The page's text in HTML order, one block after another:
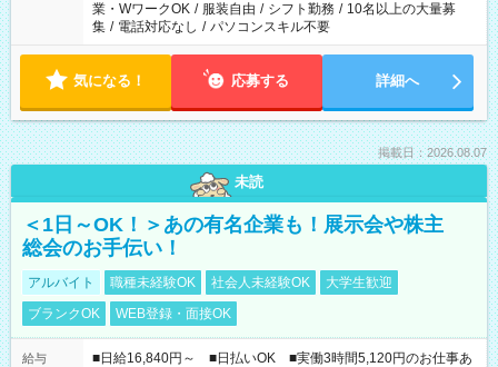
業・WワークOK / 服装自由 / シフト勤務 / 10名以上の大量募
集 / 電話対応なし / パソコンスキル不要
気になる！ 応募する 詳細へ
掲載日：2026.08.07
未読
＜1日～OK！＞あの有名企業も！展示会や株主
総会のお手伝い！
アルバイト 職種未経験OK 社会人未経験OK
大学生歓迎
ブランクOK
WEB登録・面接OK
給与 ■日給16,840円～ ■日払いOK ■実働3時間5,120円のお仕事あ